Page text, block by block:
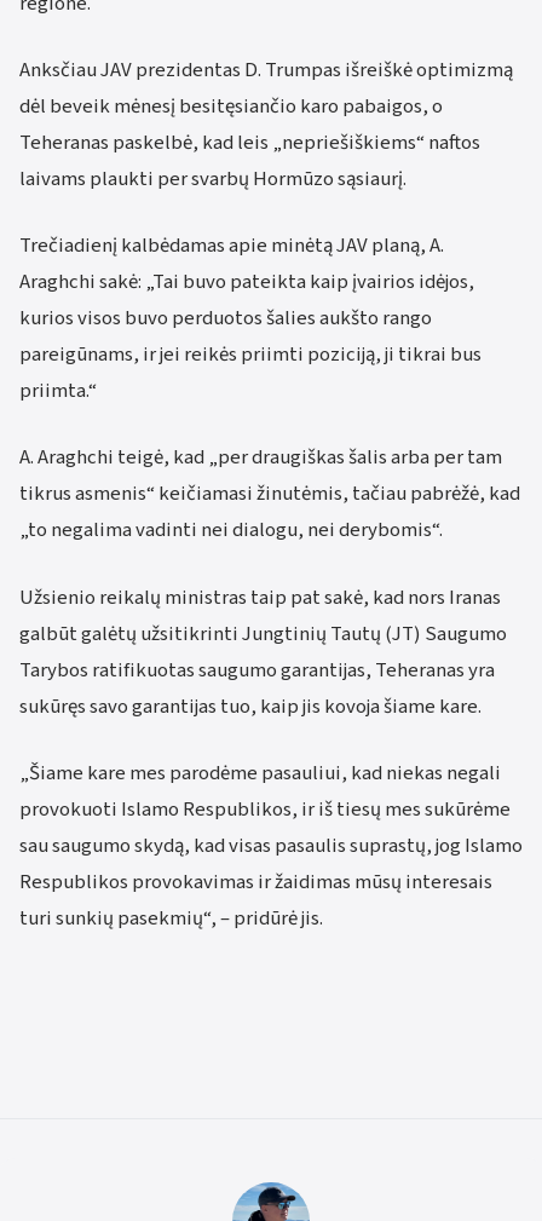
Anksčiau JAV prezidentas D. Trumpas išreiškė optimizmą
dėl beveik mėnesį besitęsiančio karo pabaigos, o
Teheranas paskelbė, kad leis „nepriešiškiems“ naftos
laivams plaukti per svarbų Hormūzo sąsiaurį.
Trečiadienį kalbėdamas apie minėtą JAV planą, A.
Araghchi sakė: „Tai buvo pateikta kaip įvairios idėjos,
kurios visos buvo perduotos šalies aukšto rango
pareigūnams, ir jei reikės priimti poziciją, ji tikrai bus
priimta.“
A. Araghchi teigė, kad „per draugiškas šalis arba per tam
tikrus asmenis“ keičiamasi žinutėmis, tačiau pabrėžė, kad
„to negalima vadinti nei dialogu, nei derybomis“.
Užsienio reikalų ministras taip pat sakė, kad nors Iranas
galbūt galėtų užsitikrinti Jungtinių Tautų (JT) Saugumo
Tarybos ratifikuotas saugumo garantijas, Teheranas yra
sukūręs savo garantijas tuo, kaip jis kovoja šiame kare.
„Šiame kare mes parodėme pasauliui, kad niekas negali
provokuoti Islamo Respublikos, ir iš tiesų mes sukūrėme
sau saugumo skydą, kad visas pasaulis suprastų, jog Islamo
Respublikos provokavimas ir žaidimas mūsų interesais
turi sunkių pasekmių“, – pridūrė jis.